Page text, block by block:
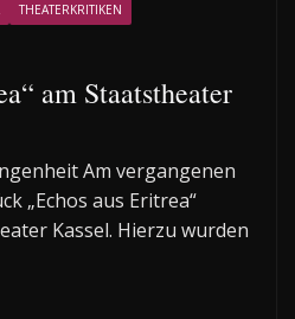
THEATERKRITIKEN
am Staatstheater
Am vergangenen
„Echos aus Eritrea“
Kassel. Hierzu wurden